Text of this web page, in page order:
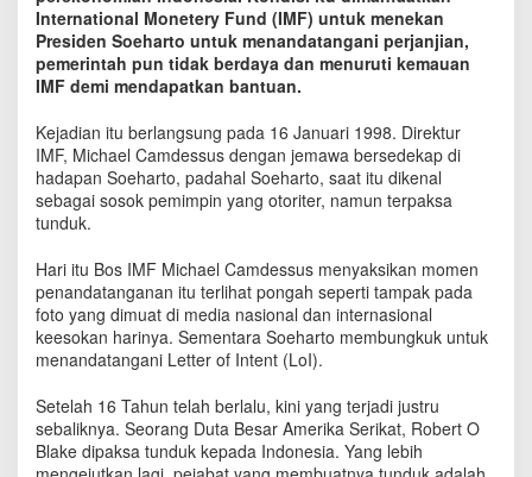
u
k
p
a
a
I
M
F
,
k
a
r
a
n
S
u
s
i
International Monetery Fund (IMF) untuk menekan
Presiden Soeharto untuk menandatangani perjanjian,
pemerintah pun tidak berdaya dan menuruti kemauan
IMF demi mendapatkan bantuan.
Kejadian itu berlangsung pada 16 Januari 1998. Direktur
IMF, Michael Camdessus dengan jemawa bersedekap di
hadapan Soeharto, padahal Soeharto, saat itu dikenal
sebagai sosok pemimpin yang otoriter, namun terpaksa
tunduk.
Hari itu Bos IMF Michael Camdessus menyaksikan momen
penandatanganan itu terlihat pongah seperti tampak pada
foto yang dimuat di media nasional dan internasional
keesokan harinya. Sementara Soeharto membungkuk untuk
menandatangani Letter of Intent (LoI).
Setelah 16 Tahun telah berlalu, kini yang terjadi justru
sebaliknya. Seorang Duta Besar Amerika Serikat, Robert O
Blake dipaksa tunduk kepada Indonesia. Yang lebih